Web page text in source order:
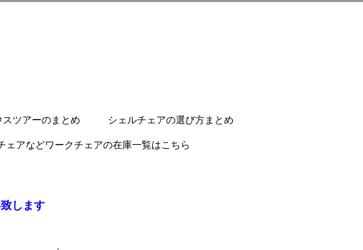
ツアーのまとめ シェルチェアの選び方まとめ
ェアなどワークチェアの在庫一覧はこちら
します